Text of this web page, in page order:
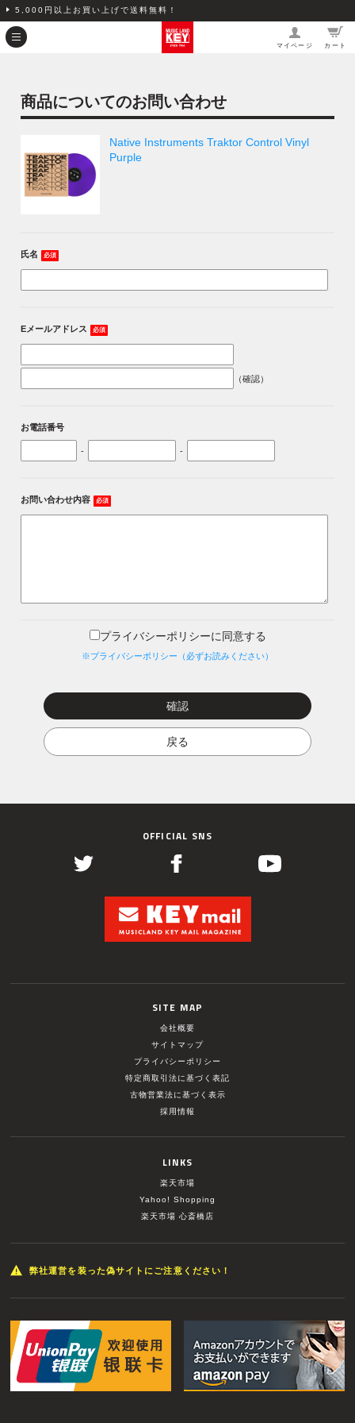
5,000円以上お買い上げで送料無料！
マイページ カート
商品についてのお問い合わせ
Native Instruments Traktor Control Vinyl
Purple
氏名 必須
Eメールアドレス 必須
（確認）
お電話番号
- -
お問い合わせ内容 必須
プライバシーポリシーに同意する
※プライバシーポリシー（必ずお読みください）
OFFICIAL SNS
SITE MAP
会社概要
サイトマップ
プライバシーポリシー
特定商取引法に基づく表記
古物営業法に基づく表示
採用情報
LINKS
楽天市場
Yahoo! Shopping
楽天市場 心斎橋店
弊社運営を装った偽サイトにご注意ください！